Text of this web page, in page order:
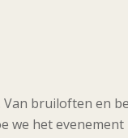
Van bruiloften en
we het